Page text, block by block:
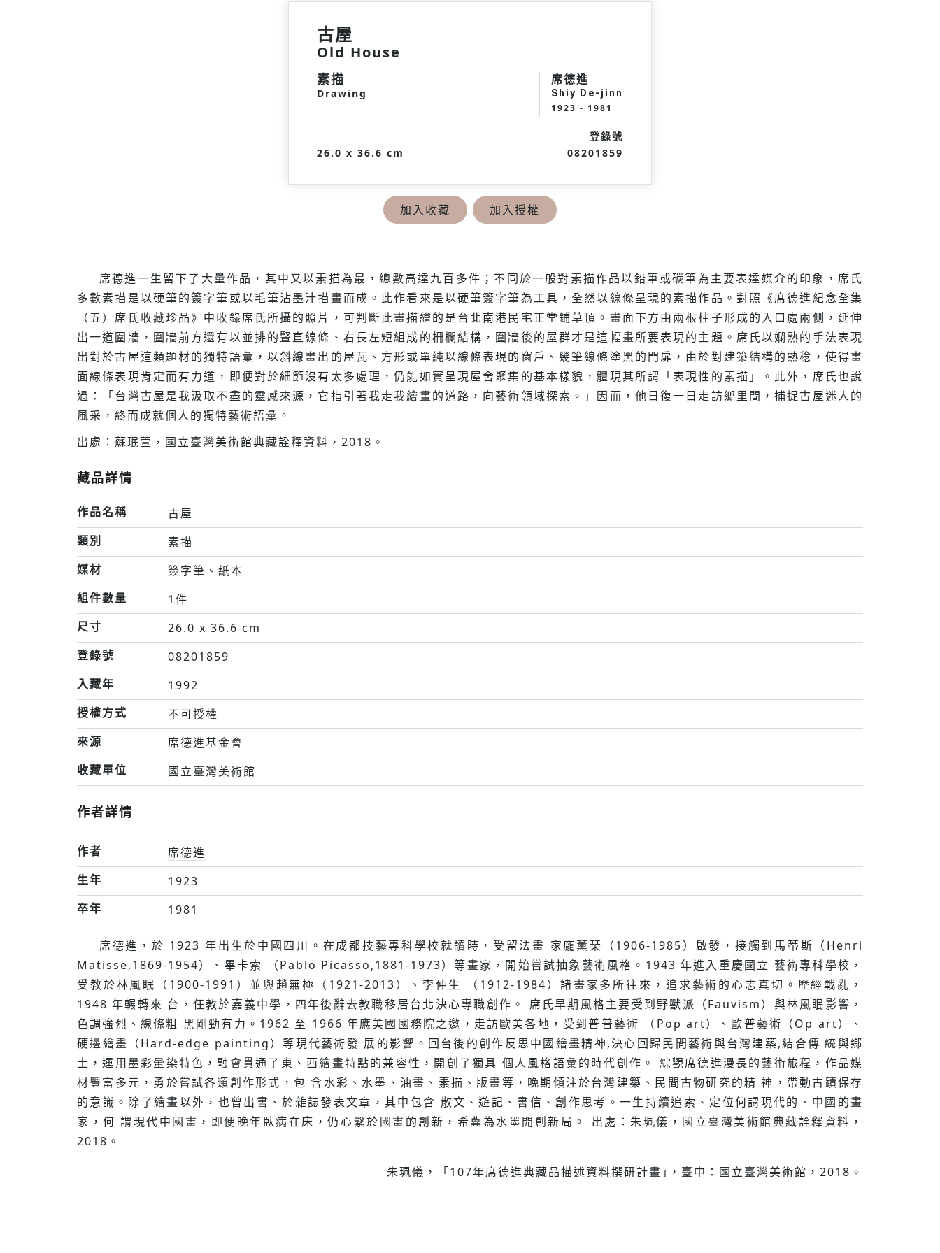
古屋
Old House
素描
Drawing
席德進
Shiy De-jinn
1923 - 1981
26.0 x 36.6 cm
登錄號
08201859
加入收藏 加入授權
席德進一生留下了大量作品，其中又以素描為最，總數高達九百多件；不同於一般對素描作品以鉛筆或碳筆為主要表達媒介的印象，席氏
多數素描是以硬筆的簽字筆或以毛筆沾墨汁描畫而成。此作看來是以硬筆簽字筆為工具，全然以線條呈現的素描作品。對照《席德進紀念全集
（五）席氏收藏珍品》中收錄席氏所攝的照片，可判斷此畫描繪的是台北南港民宅正堂鋪草頂。畫面下方由兩根柱子形成的入口處兩側，延伸
出一道圍牆，圍牆前方還有以並排的豎直線條、右長左短組成的柵欄結構，圍牆後的屋群才是這幅畫所要表現的主題。席氏以嫻熟的手法表現
出對於古屋這類題材的獨特語彙，以斜線畫出的屋瓦、方形或單純以線條表現的窗戶、幾筆線條塗黑的門扉，由於對建築結構的熟稔，使得畫
面線條表現肯定而有力道，即便對於細節沒有太多處理，仍能如實呈現屋舍聚集的基本樣貌，體現其所謂「表現性的素描」。此外，席氏也說
過：「台灣古屋是我汲取不盡的靈感來源，它指引著我走我繪畫的道路，向藝術領域探索。」因而，他日復一日走訪鄉里間，捕捉古屋迷人的
風采，終而成就個人的獨特藝術語彙。
出處：蘇珉萱，國立臺灣美術館典藏詮釋資料，2018。
藏品詳情
作品名稱
古屋
類別
素描
媒材
簽字筆、紙本
組件數量
1件
尺寸
26.0 x 36.6 cm
登錄號
08201859
入藏年
1992
授權方式
不可授權
來源
席德進基金會
收藏單位
國立臺灣美術館
作者詳情
作者
席德進
生年
1923
卒年
1981
席德進，於 1923 年出⽣於中國四川。在成都技藝專科學校就讀時，受留法畫 家龐薰琹（1906-1985）啟發，接觸到⾺蒂斯（Henri
Matisse,1869-1954）、畢卡索 （Pablo Picasso,1881-1973）等畫家，開始嘗試抽象藝術風格。1943 年進入重慶國⽴ 藝術專科學校，
受教於林風眠（1900-1991）並與趙無極（1921-2013）、李仲⽣ （1912-1984）諸畫家多所往來，追求藝術的⼼志真切。歷經戰亂，
1948 年輾轉來 台，任教於嘉義中學，四年後辭去教職移居台北決⼼專職創作。 席氏早期風格主要受到野獸派（Fauvism）與林風眠影響，
⾊調強烈、線條粗 ⿊剛勁有⼒。1962 至 1966 年應美國國務院之邀，⾛訪歐美各地，受到普普藝術 （Pop art）、歐普藝術（Op art）、
硬邊繪畫（Hard-edge painting）等現代藝術發 展的影響。回台後的創作反思中國繪畫精神,決⼼回歸民間藝術與台灣建築,結合傳 統與鄉
⼟，運⽤墨彩暈染特⾊，融會貫通了東、西繪畫特點的兼容性，開創了獨具 個⼈風格語彙的時代創作。 綜觀席德進漫長的藝術旅程，作品媒
材豐富多元，勇於嘗試各類創作形式，包 含⽔彩、⽔墨、油畫、素描、版畫等，晚期傾注於台灣建築、民間古物研究的精 神，帶動古蹟保存
的意識。除了繪畫以外，也曾出書、於雜誌發表⽂章，其中包含 散⽂、遊記、書信、創作思考。⼀⽣持續追索、定位何謂現代的、中國的畫
家，何 謂現代中國畫，即便晚年臥病在床，仍⼼繫於國畫的創新，希冀為⽔墨開創新局。 出處：朱珮儀，國立臺灣美術館典藏詮釋資料，
2018。
朱珮儀，「107年席德進典藏品描述資料撰研計畫｣，臺中：國立臺灣美術館，2018。